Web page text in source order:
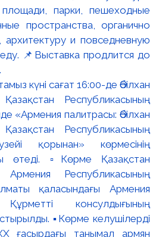
парки, пешеходные
пространства, органично
архитектуру и повседневную
📌Выставка продлится до